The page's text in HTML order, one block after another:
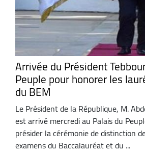
Arrivée du Président
Peuple pour honorer les
du BEM
Le Président de la République, M.
est arrivé mercredi au Palais du
présider la cérémonie de distinction
examens du Baccalauréat et du ...